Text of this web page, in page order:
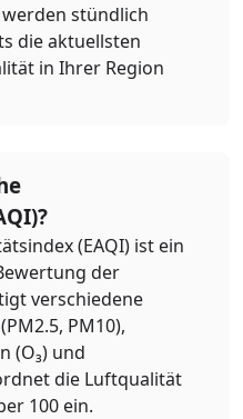
stündlich
die aktuellsten
in Ihrer Region
(EAQI) ist ein
der
verschiedene
PM10),
(O₃) und
die Luftqualität
100 ein.